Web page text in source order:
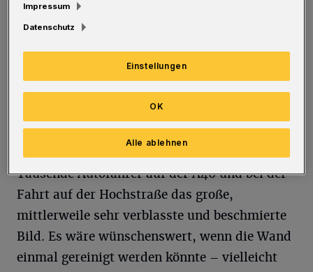
in einem Leserbrief in der Rundschau geäußert
habe, an die Stadt erneuern: Dass die mit der
Schöpfungsgeschichte bemalte Stützmauer an
der Ecke Hochstraße und Nevigeser Straße
Täglich sehen viele Fußgänger, aber auch
Tausende Autofahrer auf der A46 und bei der
Fahrt auf der Hochstraße das große,
mittlerweile sehr verblasste und beschmierte
Bild. Es wäre wünschenswert, wenn die Wand
einmal gereinigt werden könnte – vielleicht
Impressum
Datenschutz
Einstellungen
Alle ablehnen
OK